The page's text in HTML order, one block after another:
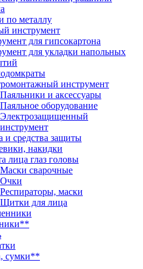
по металлу
инструмент
для гипсокартона
для укладки напольных
инструмент
Паяльники и аксессуары
Паяльное оборудование
Электрозащищенный
инструмент
и средства защиты
накидки
лица глаз головы
Маски сварочные
Очки
Респираторы, маски
Щитки для лица
сумки**